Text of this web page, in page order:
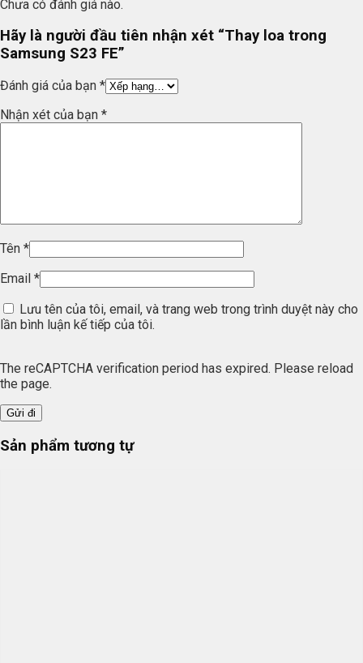
Chưa có đánh giá nào.
Hãy là người đầu tiên nhận xét “Thay loa trong
Samsung S23 FE”
Đánh giá của bạn *
Nhận xét của bạn *
Tên *
Email *
Lưu tên của tôi, email, và trang web trong trình duyệt này cho
lần bình luận kế tiếp của tôi.
The reCAPTCHA verification period has expired. Please reload
the page.
Sản phẩm tương tự